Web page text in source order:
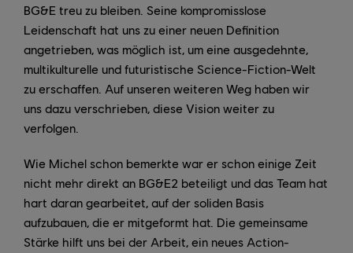
BG&E treu zu bleiben. Seine kompromisslose
Leidenschaft hat uns zu einer neuen Definition
angetrieben, was möglich ist, um eine ausgedehnte,
multikulturelle und futuristische Science-Fiction-Welt
zu erschaffen. Auf unseren weiteren Weg haben wir
uns dazu verschrieben, diese Vision weiter zu
verfolgen.
Wie Michel schon bemerkte war er schon einige Zeit
nicht mehr direkt an BG&E2 beteiligt und das Team hat
hart daran gearbeitet, auf der soliden Basis
aufzubauen, die er mitgeformt hat. Die gemeinsame
Stärke hilft uns bei der Arbeit, ein neues Action-